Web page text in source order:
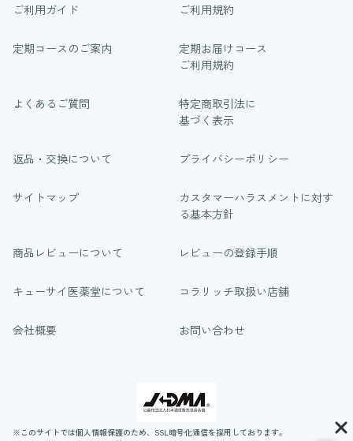
ご利用ガイド ご利用規約
定期コースのご案内
定期お届けコース
ご利用規約
よくあるご質問
特定商取引法に
基づく表示
返品・交換について プライバシーポリシー
サイトマップ
カスタマーハラスメントに対す
る基本方針
商品レビューについて レビューの登録手順
キューサイ医薬堂について コラリッチ取扱い店舗
会社概要 お問い合わせ
※このサイトでは個人情報保護のため、SSL暗号化通信を採用しております。